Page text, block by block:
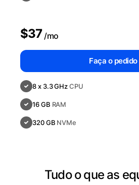
8 x 3.3 GHzCPU
16 GB RAM
320 GB NVMe
$37 /mo
Faça o pedido
Tudo o que as